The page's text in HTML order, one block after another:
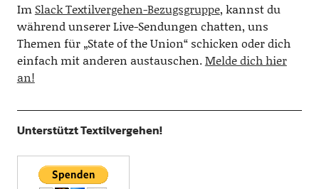
Im Slack Textilvergehen-Bezugsgruppe, kannst du
während unserer Live-Sendungen chatten, uns
Themen für „State of the Union“ schicken oder dich
einfach mit anderen austauschen.Melde dich hier
an!
Unterstützt Textilvergehen!